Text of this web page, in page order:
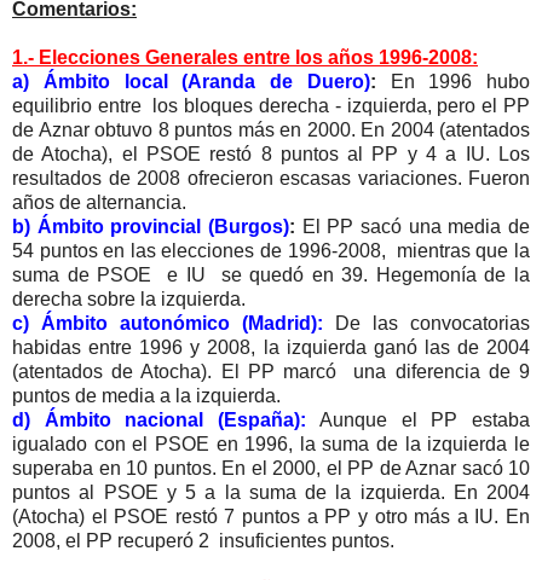
Comentarios:
1.- Elecciones Generales entre los años 1996-2008:
a) Ámbito local (Aranda de Duero): En 1996 hubo
equilibrio entre los bloques derecha - izquierda, pero el PP
de Aznar obtuvo 8 puntos más en 2000. En 2004 (atentados
de Atocha), el PSOE restó 8 puntos al PP y 4 a IU. Los
resultados de 2008 ofrecieron escasas variaciones. Fueron
años de alternancia.
b) Ámbito provincial (Burgos): El PP sacó una media de
54 puntos en las elecciones de 1996-2008, mientras que la
suma de PSOE e IU se quedó en 39. Hegemonía de la
derecha sobre la izquierda.
c) Ámbito autonómico (Madrid): De las convocatorias
habidas entre 1996 y 2008, la izquierda ganó las de 2004
(atentados de Atocha). El PP marcó una diferencia de 9
puntos de media a la izquierda.
d) Ámbito nacional (España): Aunque el PP estaba
igualado con el PSOE en 1996, la suma de la izquierda le
superaba en 10 puntos. En el 2000, el PP de Aznar sacó 10
puntos al PSOE y 5 a la suma de la izquierda. En 2004
(Atocha) el PSOE restó 7 puntos a PP y otro más a IU. En
2008, el PP recuperó 2 insuficientes puntos.